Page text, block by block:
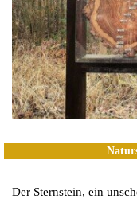
Der Sternstein, ein